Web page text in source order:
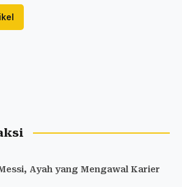
Ayah yang Mengawal Karier